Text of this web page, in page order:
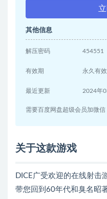
其他信息
解压密码 454551
有效期 永久有效
最近更新 2024年
需要百度网盘超级会员加微
关于这款游戏
DICE广受欢迎的在线射击
带您回到60年代和臭名昭